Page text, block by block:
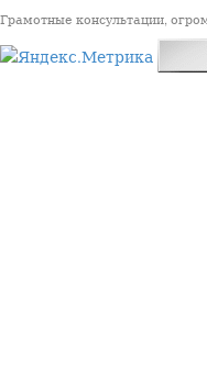
Грамотные консультации,